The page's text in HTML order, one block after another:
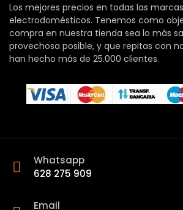
Los mejores precios en todas las
electrodomésticos. Tenemos como
compra en nuestra tienda sea lo más
provechosa posible, y que repitas con
han hecho más de 25.000 clientes.
Whatsapp
628 275 909
Email